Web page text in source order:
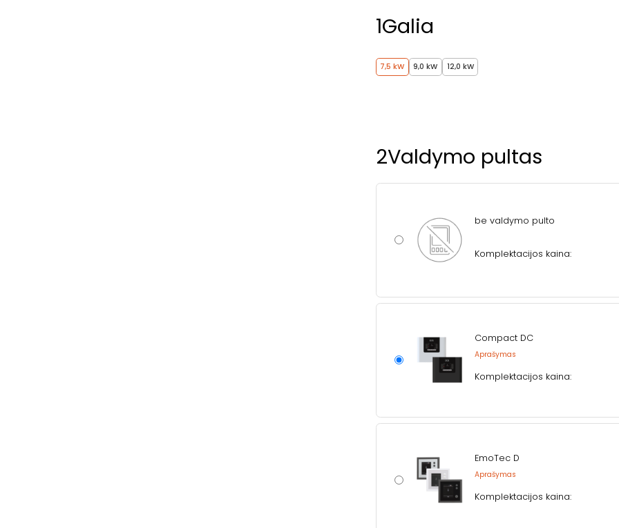
1Galia
7,5 kW 9,0 kW 12,0 kW
2Valdymo pultas
be valdymo pulto
Komplektacijos kaina:
Compact DC
Aprašymas
Komplektacijos kaina:
EmoTec D
Aprašymas
Komplektacijos kaina: